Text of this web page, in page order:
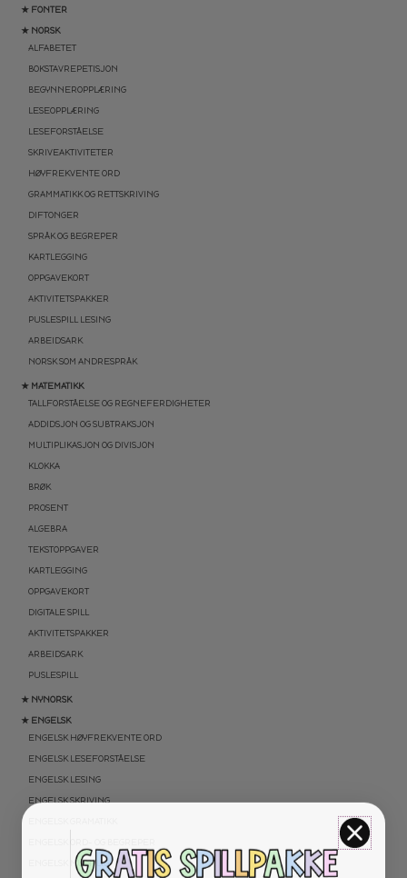
★ FONTER
★ NORSK
ALFABETET
BOKSTAVREPETISJON
BEGYNNEROPPLÆRING
LESEOPPLÆRING
LESEFORSTÅELSE
SKRIVEAKTIVITETER
HØYFREKVENTE ORD
GRAMMATIKK OG RETTSKRIVING
DIFTONGER
SPRÅK OG BEGREPER
KARTLEGGING
OPPGAVEKORT
AKTIVITETSPAKKER
PUSLESPILL LESING
ARBEIDSARK
NORSK SOM ANDRESPRÅK
★ MATEMATIKK
TALLFORSTÅELSE OG REGNEFERDIGHETER
ADDIDSJON OG SUBTRAKSJON
MULTIPLIKASJON OG DIVISJON
KLOKKA
BRØK
PROSENT
ALGEBRA
TEKSTOPPGAVER
KARTLEGGING
OPPGAVEKORT
DIGITALE SPILL
AKTIVITETSPAKKER
ARBEIDSARK
PUSLESPILL
★ NYNORSK
★ ENGELSK
ENGELSK HØYFREKVENTE ORD
ENGELSK LESEFORSTÅELSE
ENGELSK LESING
ENGELSK SKRIVING
ENGELSK MUNTLIG